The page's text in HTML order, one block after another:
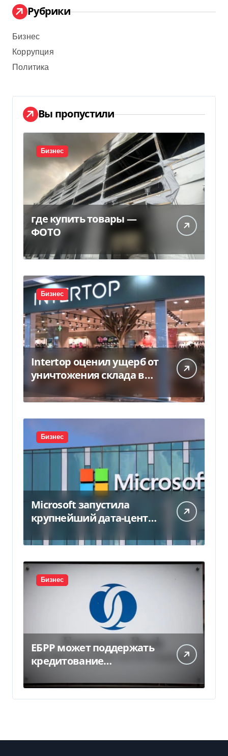
Рубрики
Бизнес
Коррупция
Политика
Вы пропустили
Бизнес
где купить товары —
ФОТО
Бизнес
Intertop оценил ущерб от
уничтожения склада в
Бизнес
Microsoft запустила
крупнейший дата-центр
миллиарда
Бизнес
ЕБРР может поддержать
кредитование
300 млн евро — Delo.ua